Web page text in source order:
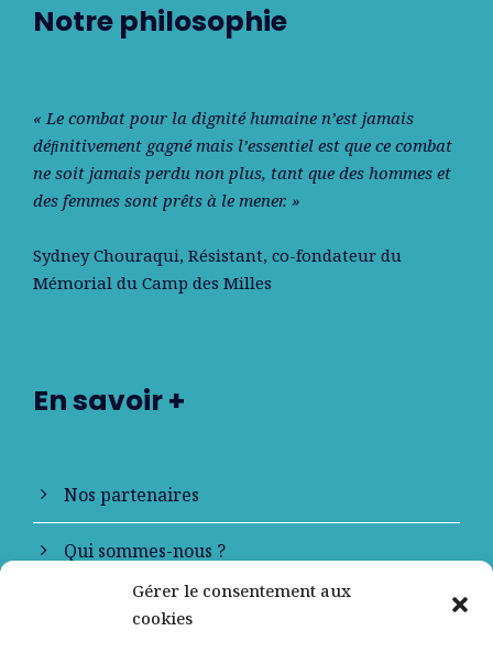
Gérer le consentement aux
cookies
Notre philosophie
« Le combat pour la dignité humaine n’est jamais
déﬁnitivement gagné mais l’essentiel est que ce combat
ne soit jamais perdu non plus, tant que des hommes et
des femmes sont prêts à le mener. »
Sydney Chouraqui, Résistant, co-fondateur du
Mémorial du Camp des Milles
En savoir +
Nos partenaires
Qui sommes-nous ?
Contactez-nous